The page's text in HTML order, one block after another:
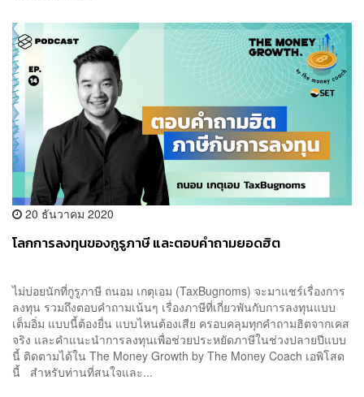
20 ธันวาคม 2020
โลกการลงทุนของกูรูภาษี และตอบคำถามยอดฮิต
ไม่บ่อยนักที่กูรูภาษี ถนอม เกตุเอม (TaxBugnoms) จะมาแชร์เรื่องการ
ลงทุน รวมถึงตอบคำถามเน้นๆ เรื่องภาษีที่เกี่ยวพันกับการลงทุนแบบ
เต็มอิ่ม แบบนี้ต้องยื่น แบบไหนต้องเสีย ครอบคลุมทุกคำถามฮิตจากเคส
จริง และคำแนะนำการลงทุนเพื่อช่วยประหยัดภาษีในช่วงปลายปีแบบ
นี้ ติดตามได้ใน The Money Growth by The Money Coach เอพิโสด
นี้ สำหรับท่านที่สนใจและ...